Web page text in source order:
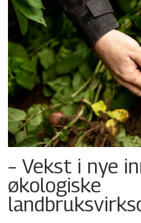
– Vekst i nye
økologiske